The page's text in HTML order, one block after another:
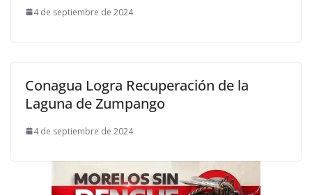
4 de septiembre de 2024
Conagua Logra Recuperación de la
Laguna de Zumpango
4 de septiembre de 2024